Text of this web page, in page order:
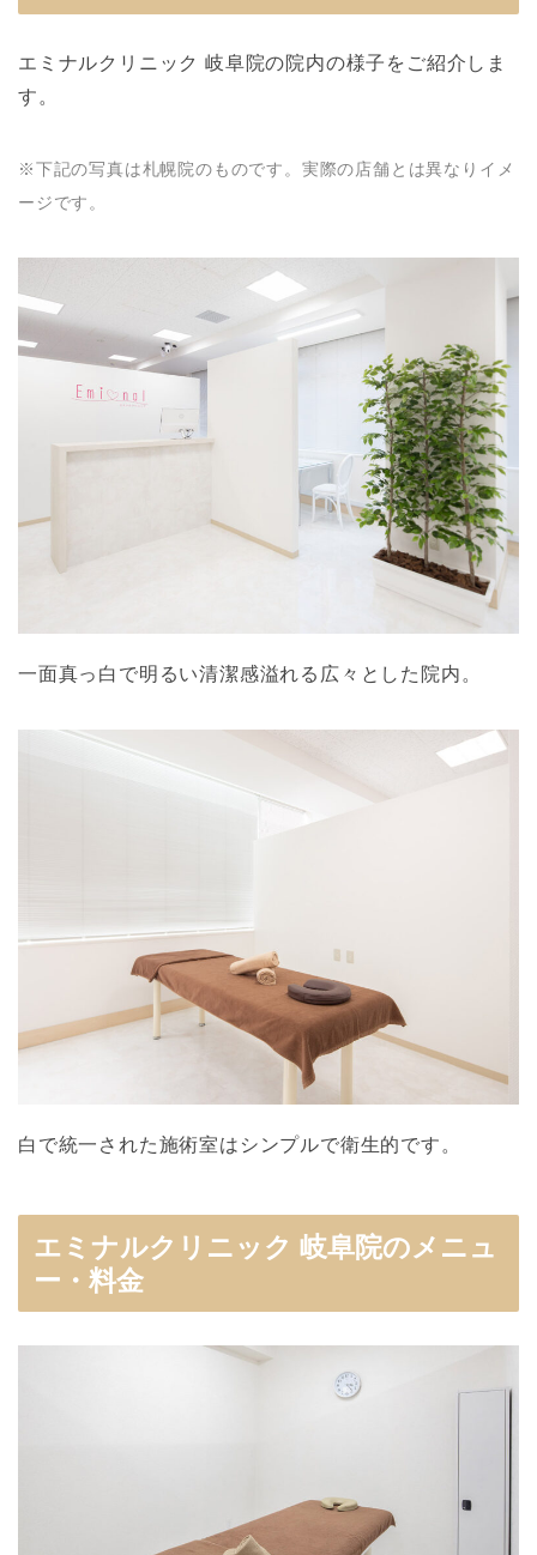
エミナルクリニック 岐阜院の院内の様子をご紹介しま
す。
※下記の写真は札幌院のものです。実際の店舗とは異なりイメ
ージです。
一面真っ白で明るい清潔感溢れる広々とした院内。
白で統一された施術室はシンプルで衛生的です。
エミナルクリニック 岐阜院のメニュ
ー・料金